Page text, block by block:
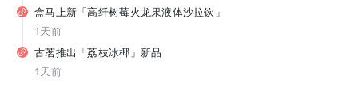
盒马上新「高纤树莓火龙果液体沙拉饮」
1天前
古茗推出「荔枝冰椰」新品
1天前